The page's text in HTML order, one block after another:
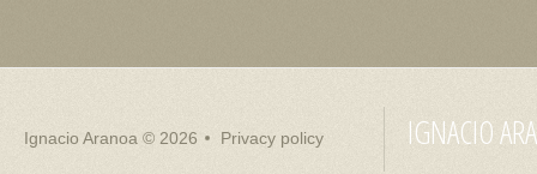
Ignacio Aranoa © 2026 Privacy policy IGNACIO